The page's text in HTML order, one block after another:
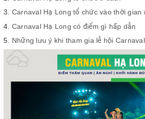
Carnaval Hạ Long tổ chức vào thời gian
Carnaval Hạ Long có điểm gì hấp dẫn
Những lưu ý khi tham gia lễ hội